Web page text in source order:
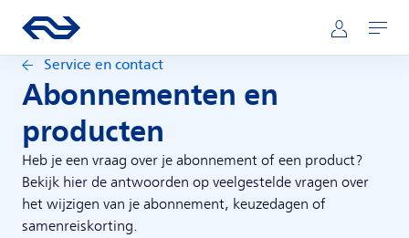
Hoofdnavigatie
Ga naar de homepage van ns.nl Mijn NS
Openen
Service en contact
Abonnementen en
producten
Heb je een vraag over je abonnement of een product?
Bekijk hier de antwoorden op veelgestelde vragen over
het wijzigen van je abonnement, keuzedagen of
samenreiskorting.